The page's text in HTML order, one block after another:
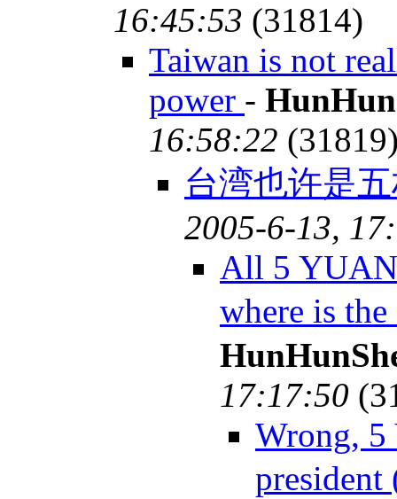
16:45:53 (31814)
Taiwan is not
power -
16:58:22
台湾也许是
2005-6-13,
All 5
where is
17:17:50
Wrong, 5